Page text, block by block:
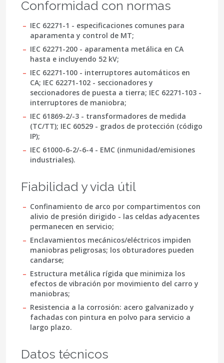
Conformidad con normas
IEC 62271-1 - especificaciones comunes para
aparamenta y control de MT;
IEC 62271-200 - aparamenta metálica en CA
hasta e incluyendo 52 kV;
IEC 62271-100 - interruptores automáticos en
CA; IEC 62271-102 - seccionadores y
seccionadores de puesta a tierra; IEC 62271-103 -
interruptores de maniobra;
IEC 61869-2/-3 - transformadores de medida
(TC/TT); IEC 60529 - grados de protección (código
IP);
IEC 61000-6-2/-6-4 - EMC (inmunidad/emisiones
industriales).
Fiabilidad y vida útil
Confinamiento de arco por compartimentos con
alivio de presión dirigido - las celdas adyacentes
permanecen en servicio;
Enclavamientos mecánicos/eléctricos impiden
maniobras peligrosas; los obturadores pueden
candarse;
Estructura metálica rígida que minimiza los
efectos de vibración por movimiento del carro y
maniobras;
Resistencia a la corrosión: acero galvanizado y
fachadas con pintura en polvo para servicio a
largo plazo.
Datos técnicos